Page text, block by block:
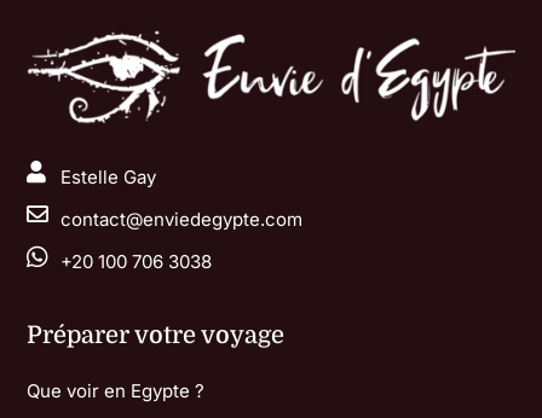
 Estelle Gay
 contact@enviedegypte.com
 +20 100 706 3038
Préparer votre voyage
Que voir en Egypte ?